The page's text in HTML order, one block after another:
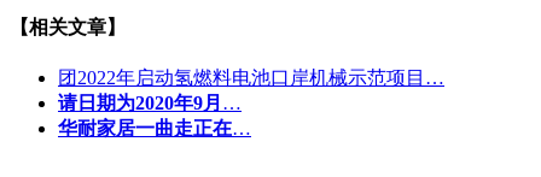
【相关文章】
团2022年启动氢燃料电池口岸机械示范项目…
请日期为2020年9月 …
华耐家居一曲走正在…